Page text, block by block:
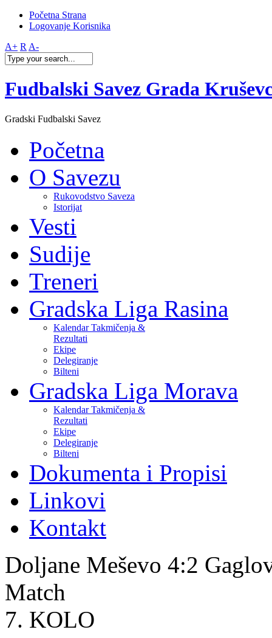
Početna Strana
Logovanje Korisnika
A+ R A-
Fudbalski Savez Grada
Gradski Fudbalski Savez
Početna
O Savezu
Rukovodstvo Saveza
Istorijat
Vesti
Sudije
Treneri
Gradska Liga Rasina
Kalendar Takmičenja &
Rezultati
Ekipe
Delegiranje
Bilteni
Gradska Liga Morava
Kalendar Takmičenja &
Rezultati
Ekipe
Delegiranje
Bilteni
Dokumenta i Propisi
Linkovi
Kontakt
Doljane Meševo 4:2
Match
7. KOLO